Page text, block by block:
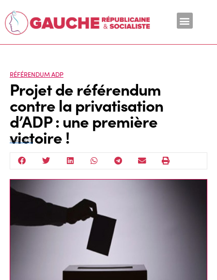
RÉFÉRENDUM ADP
Projet de référendum
contre la privatisation
d’ADP : une première
victoire !
9 Avr 2019